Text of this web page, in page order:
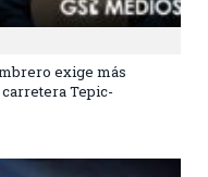
exige más
Tepic-